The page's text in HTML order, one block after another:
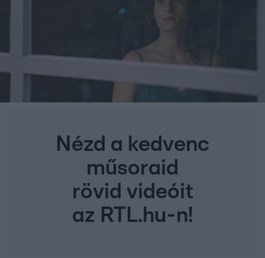
Nézd a kedvenc
műsoraid
rövid videóit
az RTL.hu-n!